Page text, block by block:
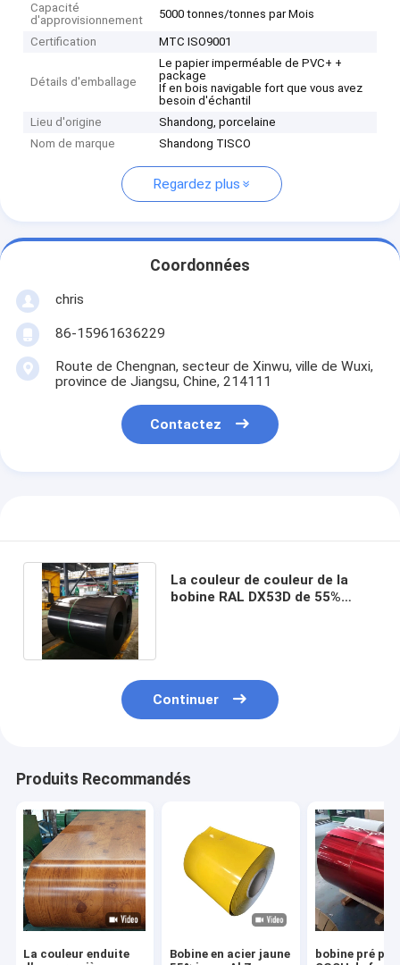
Capacité
d'approvisionnement
5000 tonnes/tonnes par Mois
Certification MTC ISO9001
Détails d'emballage
Le papier imperméable de PVC+ +
package
If en bois navigable fort que vous avez
besoin d'échantil
Lieu d'origine
Shandong, porcelaine
Nom de marque
Shandong TISCO
Regardez plus
Coordonnées
chris
86-15961636229
Route de Chengnan, secteur de Xinwu, ville de Wuxi,
province de Jiangsu, Chine, 214111
Contactez
La couleur de couleur de la
bobine RAL DX53D de 55%
Continuer
Produits Recommandés
La couleur enduite
Bobine en acier jaune
bobine pré